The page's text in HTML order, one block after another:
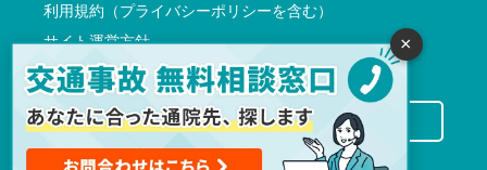
利用規約（プライバシーポリシーを含む）
サイト運営方針
反社会的勢力に対する基本方針
交通事故病院サーチに掲載希望の先生方へ
×